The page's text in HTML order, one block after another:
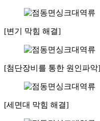
[변기 막힘 해결]
[첨단장비를 통한 원인파악]
[세면대 막힘 해결]